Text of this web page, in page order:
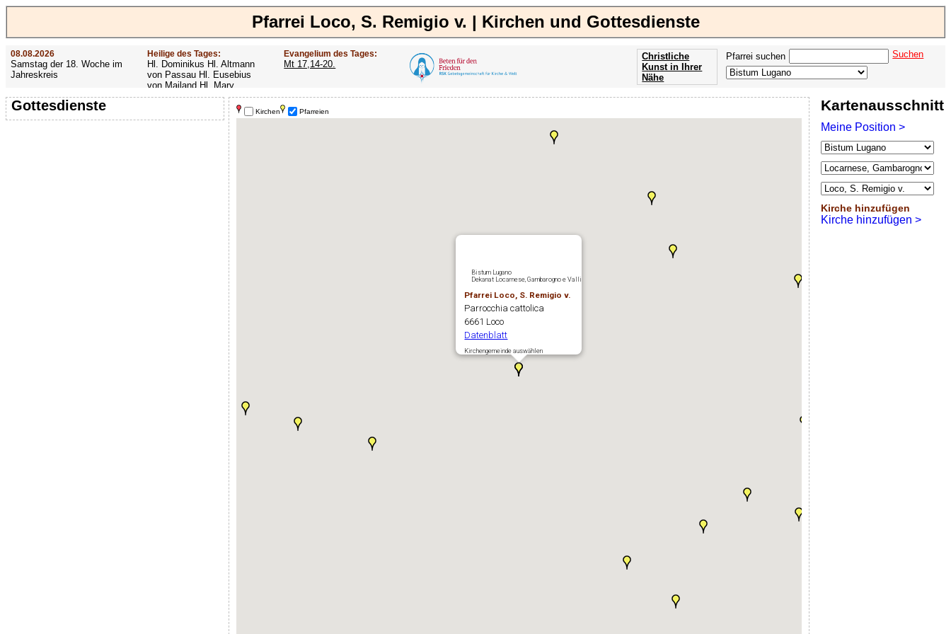
Pfarrei Loco, S. Remigio v. | Kirchen und Gottesdienste
08.08.2026
Samstag der 18. Woche im
Jahreskreis
Heilige des Tages:
Hl. Dominikus Hl. Altmann
von Passau Hl. Eusebius
von Mailand Hl. Mary
MacKillop Hl. Cyriakus Hl.
Hildiger Vierzehn heilige
Nothelfer Hl. Famian Hl.
Evangelium des Tages:
Mt 17,14-20.
Pfarrei suchen Suchen
Christliche
Kunst in Ihrer
Nähe
Offenbarung
der Apokalypse
des Johannes
Gottesdienste Kartenausschnitt
Meine Position >
Kirche hinzufügen
Kirche hinzufügen >
Kirchen Pfarreien
Bistum Lugano
Dekanat Locarnese, Gambarogno e Valli
Pfarrei Loco, S. Remigio v.
Parrocchia cattolica
6661 Loco
Datenblatt
Kirchengemeinde auswählen